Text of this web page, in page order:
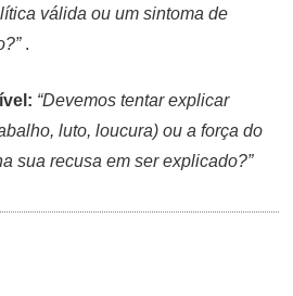
válida ou um sintoma de
.
“Devemos tentar explicar
luto, loucura) ou a força do
sua recusa em ser explicado?”